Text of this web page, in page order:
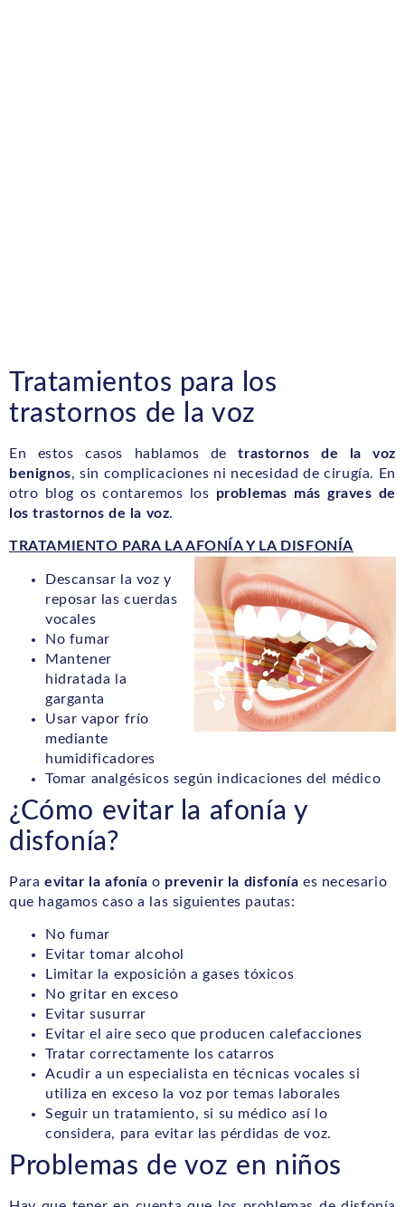
Tratamientos para los
trastornos de la voz
En estos casos hablamos detrastornos de la voz
benignos, sin complicaciones ni necesidad de cirugía. En
otro blog os contaremos los problemas más graves de
los trastornos de la voz.
TRATAMIENTO PARA LA AFONÍA Y LA DISFONÍA
Descansar la voz y
reposar las cuerdas
vocales
No fumar
Mantener
hidratada la
garganta
Usar vapor frío
mediante
humidificadores
Tomar analgésicos según indicaciones del médico
¿Cómo evitar la afonía y
disfonía?
Para evitar la afonía o prevenir la disfonía es necesario
que hagamos caso a las siguientes pautas:
No fumar
Evitar tomar alcohol
Limitar la exposición a gases tóxicos
No gritar en exceso
Evitar susurrar
Evitar el aire seco que producen calefacciones
Tratar correctamente los catarros
Acudir a un especialista en técnicas vocales si
utiliza en exceso la voz por temas laborales
Seguir un tratamiento, si su médico así lo
considera, para evitar las pérdidas de voz.
Problemas de voz en niños